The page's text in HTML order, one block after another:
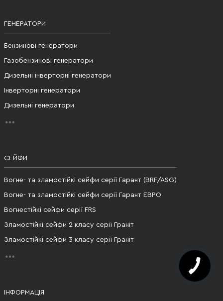
ГЕНЕРАТОРИ
Бензинові генератори
Газобензинові генератори
Дизельні інверторні генератори
Інверторні генератори
Дизельні генератори
СЕЙФИ
Вогне- та зламостійкі сейфи серії Гарант (BRF/ASG)
Вогне- та зламостійкі сейфи серії Гарант ЕВРО
Вогнестійкі сейфи серії FRS
Зламостійкі сейфи 2 класу серії Граніт
Зламостійкі сейфи 3 класу серії Граніт
ІНФОРМАЦІЯ